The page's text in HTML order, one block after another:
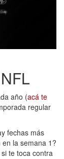
año (acá te
regular
fechas más
la semana 1?
te toca contra